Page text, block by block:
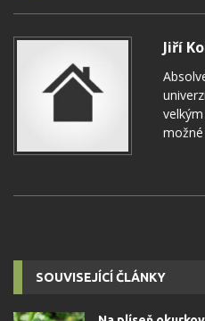
Jiří
SOUVISEJÍCÍ ČLÁNKY